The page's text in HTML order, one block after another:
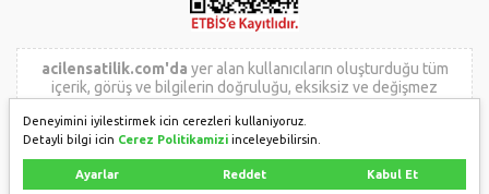
acilensatilik.com'da yer alan kullanıcıların oluşturduğu tüm
içerik, görüş ve bilgilerin doğruluğu, eksiksiz ve değişmez
olduğu, yayınlanması ile ilgili yasal yükümlülükler içeriği
oluşturan kullanıcıya aittir. Bu içeriğin, görüş ve bilgilerin
yanlışlık, eksiklik veya yasalarla düzenlenmiş kurallara
aykırılığındanacilensatilik.comhiçbir şekilde sorumlu değildir.
Sorularınız için ilan sahibi ile irtibata geçebilirsiniz.
Deneyimini iyilestirmek icin cerezleri kullaniyoruz.
Detayli bilgi icin Cerez Politikamizi inceleyebilirsin.
Ayarlar Reddet Kabul Et